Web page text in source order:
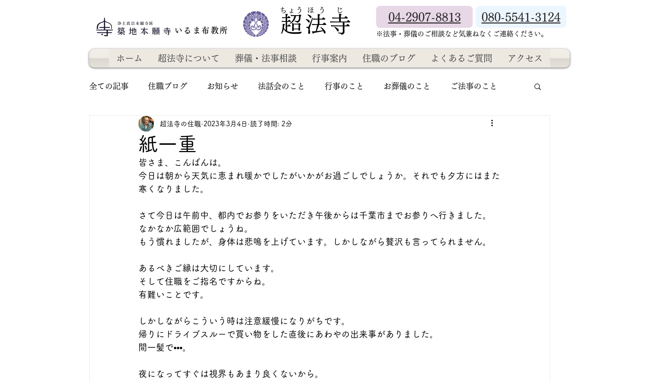
いるま布教所 超法寺
​ちょう ほ う じ
04-2907-8813 080-5541-3124
​※法事・葬儀のご相談など気兼ねなくご連絡ください。
ホーム 超法寺について 葬儀・法事相談 行事案内 住職のブログ よくあるご質問 アクセス
全ての記事 住職ブログ お知らせ 法話会のこと 行事のこと お葬儀のこと ご法事のこと
紙一重
超法寺の住職 2023年3月4日 読了時間: 2分
皆さま、こんばんは。
今日は朝から天気に恵まれ暖かでしたがいかがお過ごしでしょうか。それでも夕方にはまた
寒くなりました。
さて今日は午前中、都内でお参りをいただき午後からは千葉市までお参りへ行きました。
なかなか広範囲でしょうね。
もう慣れましたが、身体は悲鳴を上げています。しかしながら贅沢も言ってられません。
あるべきご縁は大切にしています。
そして住職をご指名ですからね。
有難いことです。
しかしながらこういう時は注意緩慢になりがちです。
帰りにドライブスルーで買い物をした直後にあわやの出来事がありました。
間一髪で•••。
夜になってすぐは視界もあまり良くないから。